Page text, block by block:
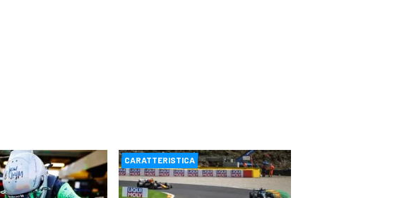
CARATTERISTICA